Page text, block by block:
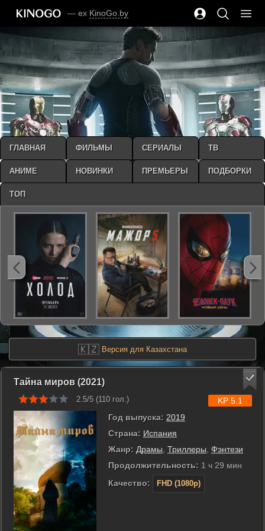
— ex KinoGo.by
🇰🇿 Версия для Казахстана
Тайна миров (2021)
2.5/5 (110 гол.)
Год выпуска: 2019
Страна: Испания
Жанр: Драмы Триллеры Фэнтези
Продолжительность: 1 ч 29 мин
Качество:
FHD (1080p)
KP 5.1
ГЛАВНАЯ ФИЛЬМЫ СЕРИАЛЫ ТВ
АНИМЕ НОВИНКИ ПРЕМЬЕРЫ ПОДБОРКИ
ТОП